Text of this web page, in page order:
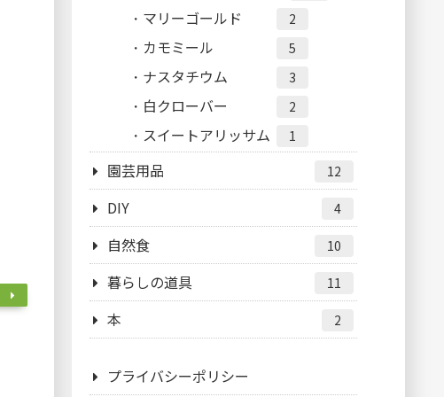
マリーゴールド 2
カモミール 5
ナスタチウム 3
白クローバー 2
スイートアリッサム 1
園芸用品 12
DIY 4
自然食 10
暮らしの道具 11
本 2
プライバシーポリシー